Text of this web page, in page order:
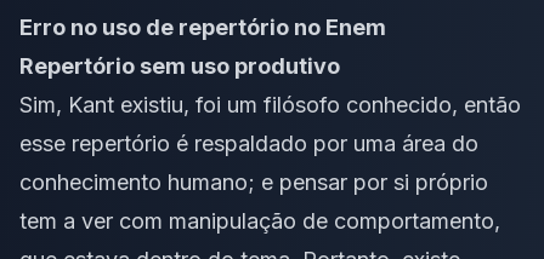
Erro no uso de repertório no Enem
Repertório sem uso produtivo
Sim, Kant existiu, foi um filósofo conhecido, então
esse repertório é respaldado por uma área do
conhecimento humano; e pensar por si próprio
tem a ver com manipulação de comportamento,